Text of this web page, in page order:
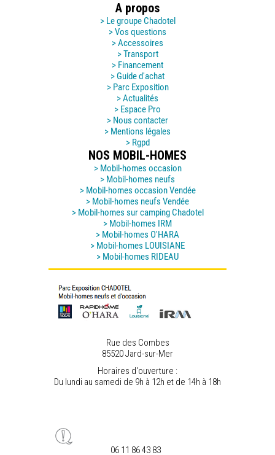
A propos
> Le groupe Chadotel
> Vos questions
> Accessoires
> Transport
> Financement
> Guide d'achat
> Parc Exposition
> Actualités
> Espace Pro
> Nous contacter
> Mentions légales
> Rgpd
NOS MOBIL-HOMES
> Mobil-homes occasion
> Mobil-homes neufs
> Mobil-homes occasion Vendée
> Mobil-homes neufs Vendée
> Mobil-homes sur camping Chadotel
> Mobil-homes IRM
> Mobil-homes O'HARA
> Mobil-homes LOUISIANE
> Mobil-homes RIDEAU
Rue des Combes
85520 Jard-sur-Mer
Horaires d'ouverture :
Du lundi au samedi de 9h à 12h et de 14h à 18h
06 11 86 43 83